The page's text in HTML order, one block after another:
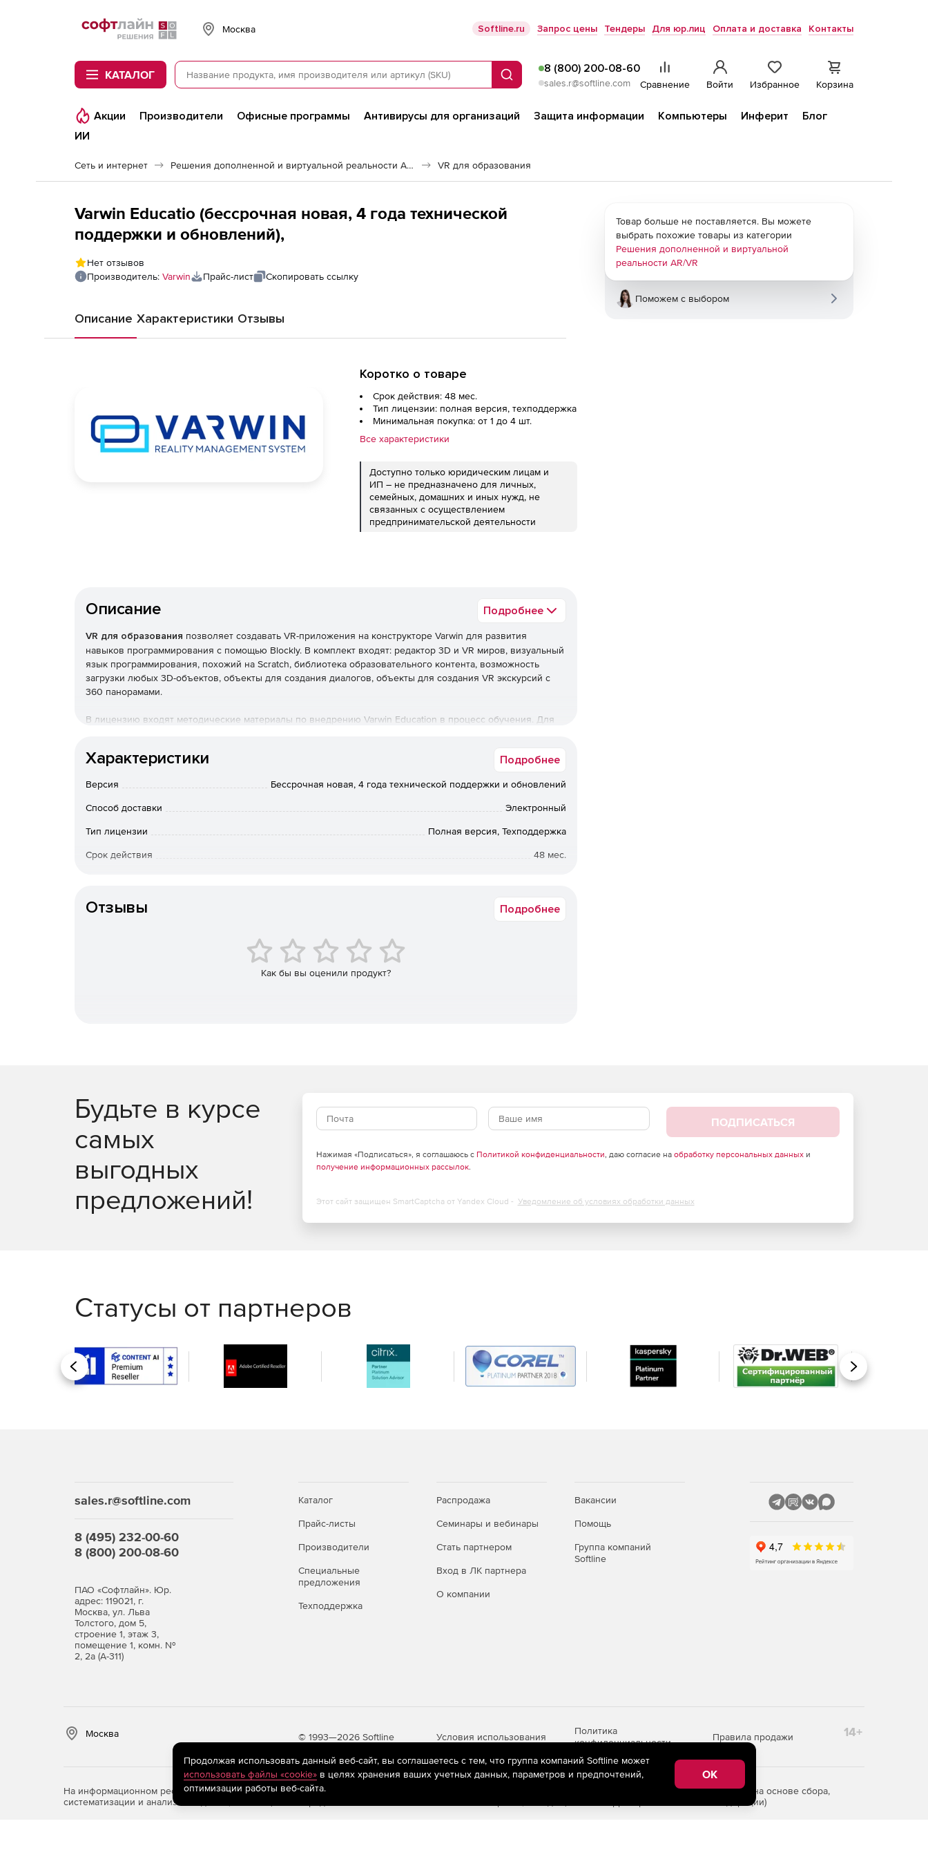
Softline
Москва Softline.ru Запрос цены Тендеры Для юр.лиц Оплата и доставка Контакты
КАТАЛОГ Поиск
8 (800) 200-08-60
sales.r@softline.com Сравнение Войти Избранное Корзина
Акции Производители Офисные программы Антивирусы для организаций Защита информации Компьютеры Инферит
Блог
ИИ
Сеть и интернет Решения дополненной и виртуальной реальности AR/VR VR для образования
Varwin Educatio (бессрочная новая, 4 года технической
поддержки и обновлений),
Нет отзывов
Производитель: Varwin Прайс-лист Скопировать ссылку
Описание Характеристики Отзывы
Коротко о товаре
Срок действия: 48 мес.
Тип лицензии: полная версия, техподдержка
Минимальная покупка: от 1 до 4 шт.
Все характеристики
Доступно только юридическим лицам и
ИП – не предназначено для личных,
семейных, домашних и иных нужд, не
связанных с осуществлением
предпринимательской деятельности
Описание Подробнее
VR для образования позволяет создавать VR-приложения на конструкторе Varwin для развития
навыков программирования с помощью Blockly. В комплект входят: ​​редактор 3D и VR миров, визуальный
язык программирования, похожий на Scratch, библиотека образовательного контента, возможность
загрузки любых 3D-объектов, объекты для создания диалогов, объекты для создания VR экскурсий с
360 панорамами.
В лицензию входят методические материалы по внедрению Varwin Education в процесс обучения. Для
Характеристики Подробнее
Версия Бессрочная новая, 4 года технической поддержки и обновлений
Способ доставки Электронный
Тип лицензии Полная версия, Техподдержка
Срок действия 48 мес.
Отзывы Подробнее
Как бы вы оценили продукт?
Товар больше не поставляется. Вы можете
выбрать похожие товары из категории
Решения дополненной и виртуальной
реальности AR/VR
Поможем с выбором
Будьте в курсе
самых
выгодных
предложений!
ПОДПИСАТЬСЯ
Нажимая «Подписаться», я соглашаюсь с Политикой конфиденциальности, даю согласие на обработку персональных данныхи
получение информационных рассылок.
Этот сайт защищен SmartCaptcha от Yandex Cloud - Уведомление об условиях обработки данных
Статусы от партнеров
Назад Вперед
sales.r@softline.com
8 (495) 232-00-60
8 (800) 200-08-60
ПАО «Софтлайн». Юр.
адрес: 119021, г.
Москва, ул. Льва
Толстого, дом 5,
строение 1, этаж 3,
помещение 1, комн. №
2, 2а (А-311)
Каталог
Прайс-листы
Производители
Специальные
предложения
Техподдержка
Распродажа
Семинары и вебинары
Стать партнером
Вход в ЛК партнера
О компании
Вакансии
Помощь
Группа компаний
Softline
Москва © 1993—2026 Softline Условия использования
Политика
конфиденциальности
Правила продажи 14+
На информационном ресурсе store.softline.ru применяются
(информационные технологии предоставления информации на основе сбора,
систематизации и анализа сведений, относящихся к предпочтениям пользователей сети «Интернет», находящихся на территории Российской Федерации)
Продолжая использовать данный веб-сайт, вы соглашаетесь с тем, что группа компаний Softline может
использовать файлы «cookie»в целях хранения ваших учетных данных, параметров и предпочтений,
оптимизации работы веб-сайта.
OK